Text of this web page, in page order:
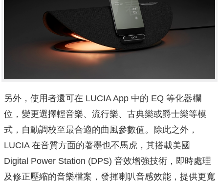
另外，使用者還可在 LUCIA App 中的 EQ 等化器欄
位，變更選擇輕音樂、流行樂、古典樂或爵士樂等模
式，自動調校至最合適的曲風參數值。除此之外，
LUCIA 在音質方面的著墨也不馬虎，其搭載美國
Digital Power Station (DPS) 音效增強技術，即時處理
及修正壓縮的音樂檔案，發揮喇叭音感效能，提供更寬